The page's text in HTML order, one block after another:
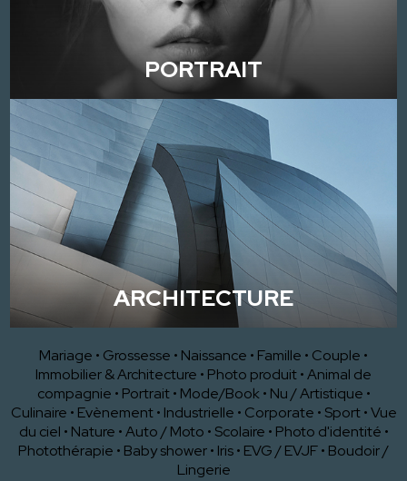
PORTRAIT
ARCHITECTURE
Mariage • Grossesse • Naissance • Famille • Couple •
Immobilier & Architecture • Photo produit•Animal de
compagnie • Portrait • Mode/Book • Nu / Artistique •
Culinaire • Evènement • Industrielle • Corporate • Sport •Vue
du ciel • Nature •Auto / Moto • Scolaire • Photo d'identité •
Photothérapie • Baby shower• Iris• EVG / EVJF• Boudoir /
Lingerie